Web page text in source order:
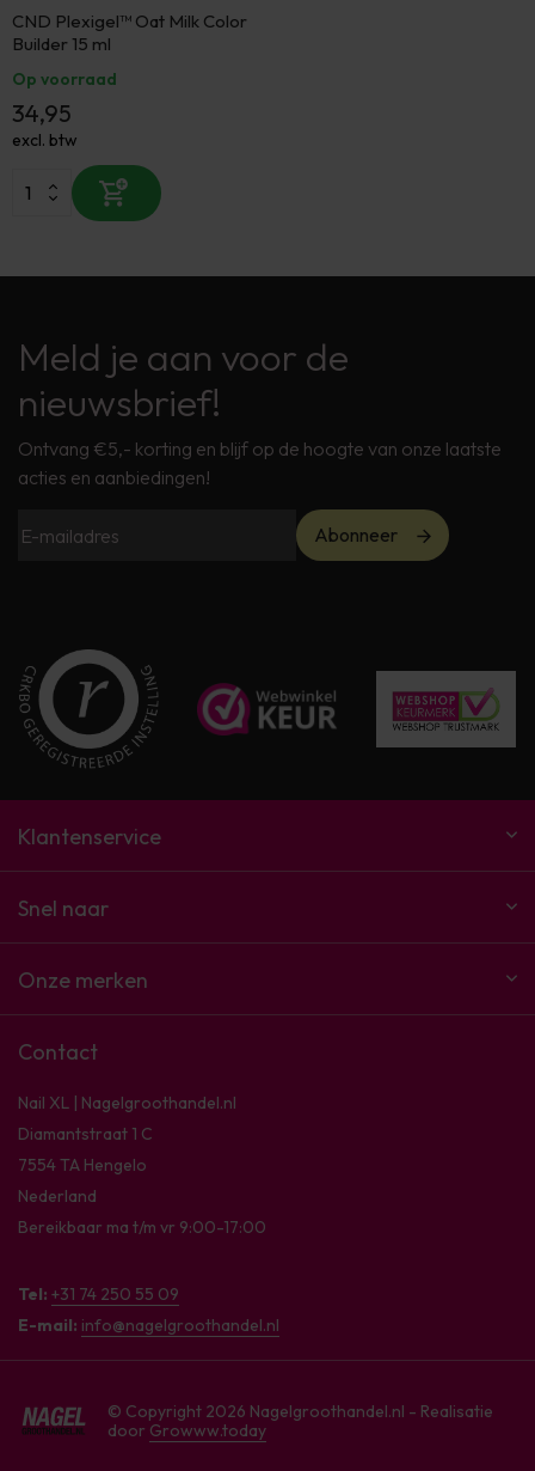
CND Plexigel™ Oat Milk Color
Builder 15 ml
Op voorraad
34,95
excl. btw
Meld je aan voor de
nieuwsbrief!
Ontvang €5,- korting en blijf op de hoogte van onze laatste
acties en aanbiedingen!
Abonneer
Klantenservice
Snel naar
Onze merken
Contact
Nail XL | Nagelgroothandel.nl
Diamantstraat 1 C
7554 TA Hengelo
Nederland
Bereikbaar ma t/m vr 9:00-17:00
Tel: +31 74 250 55 09
E-mail: info@nagelgroothandel.nl
© Copyright 2026 Nagelgroothandel.nl - Realisatie
door Growww.today